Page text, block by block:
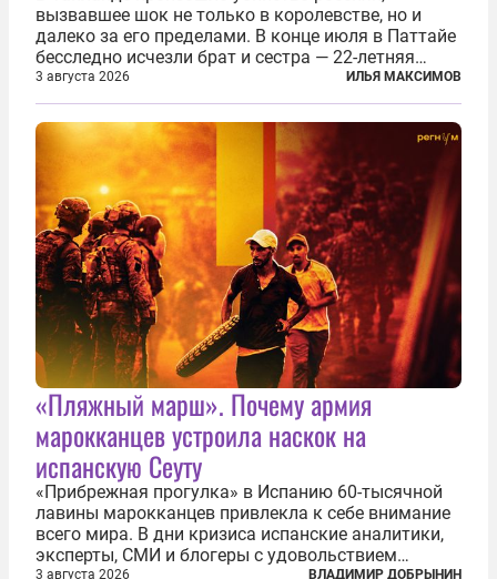
вызвавшее шок не только в королевстве, но и
далеко за его пределами. В конце июля в Паттайе
бесследно исчезли брат и сестра — 22-летняя
Диана Назимова и 17-летний Роман Назимов.
Семья потеряла связь с детьми после того, как те
выехали из дома на арендованном...
3 августа 2026 ИЛЬЯ МАКСИМОВ
«Пляжный марш». Почему армия
марокканцев устроила наскок на
испанскую Сеуту
«Прибрежная прогулка» в Испанию 60-тысячной
лавины марокканцев привлекла к себе внимание
всего мира. В дни кризиса испанские аналитики,
эксперты, СМИ и блогеры с удовольствием
3 августа 2026 ВЛАДИМИР ДОБРЫНИН